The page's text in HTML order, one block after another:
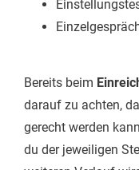
Bereits beim
darauf zu achten,
gerecht werden
du der jeweiligen